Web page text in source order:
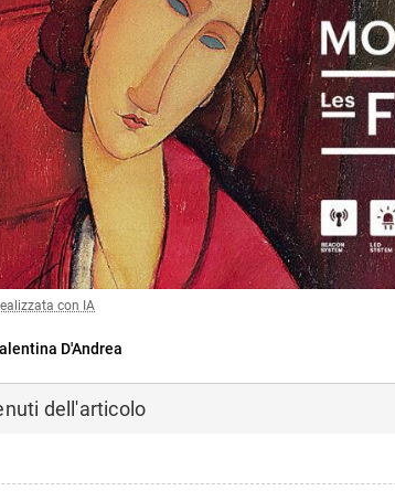
con IA
D'Andrea
dell'articolo